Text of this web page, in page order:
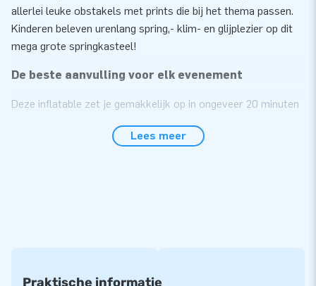
allerlei leuke obstakels met prints die bij het thema passen.
Kinderen beleven urenlang spring,- klim- en glijplezier op dit
mega grote springkasteel!
De beste aanvulling voor elk evenement
Deze inflatable zet je gemakkelijk op in ongeveer 20 minuten
evenement of in een indoor speelhal. Wij leveren de Bounce
Lees meer
Praktische informatie